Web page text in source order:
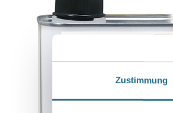
Zustimmung